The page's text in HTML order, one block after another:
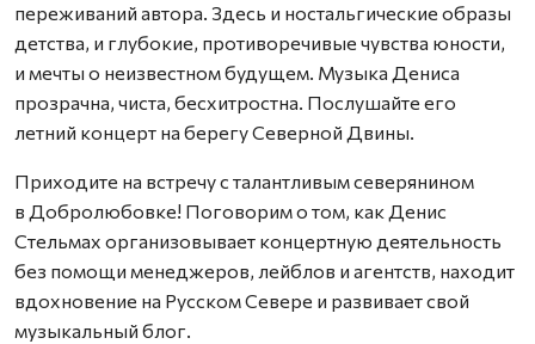
переживаний автора. Здесь и ностальгические образы
детства, и глубокие, противоречивые чувства юности,
и мечты о неизвестном будущем. Музыка Дениса
прозрачна, чиста, бесхитростна. Послушайте его
летний концерт на берегу Северной Двины.
Приходите на встречу с талантливым северянином
в Добролюбовке! Поговорим о том, как Денис
Стельмах организовывает концертную деятельность
без помощи менеджеров, лейблов и агентств, находит
вдохновение на Русском Севере и развивает свой
музыкальный блог.